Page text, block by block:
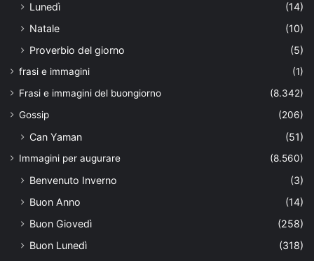
Lunedì
(14)
Natale
(10)
Proverbio del giorno
(5)
frasi e immagini
(1)
Frasi e immagini del buongiorno
(8.342)
Gossip
(206)
Can Yaman (51)
Immagini per augurare (8.560)
Benvenuto Inverno
(3)
Buon Anno
(14)
Buon Giovedì
(258)
Buon Lunedì
(318)